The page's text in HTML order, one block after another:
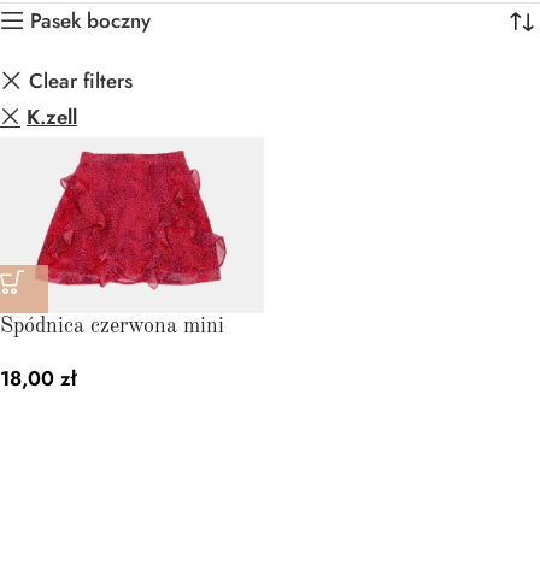
Pasek boczny
Clear filters
K.zell
Spódnica czerwona mini
18,00 zł